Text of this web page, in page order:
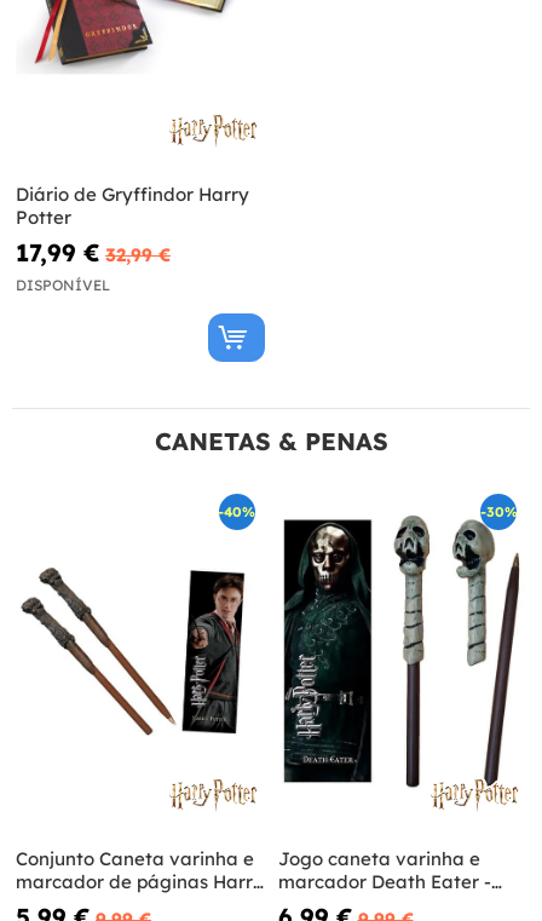
Diário de Gryffindor Harry
Potter
17,99 € 32,99 €
DISPONÍVEL
CANETAS & PENAS
-40%
Conjunto Caneta varinha e
marcador de páginas Harry
Potter
-30%
Jogo caneta varinha e
marcador Death Eater -
Harry Potter